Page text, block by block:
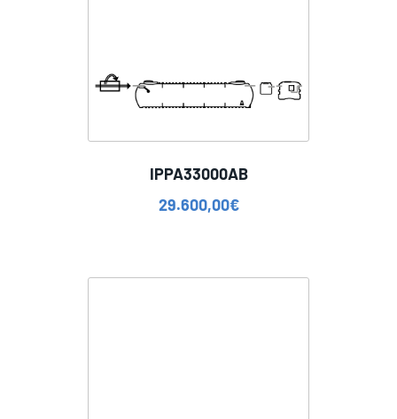
IPPA33000AB
29.600,00€